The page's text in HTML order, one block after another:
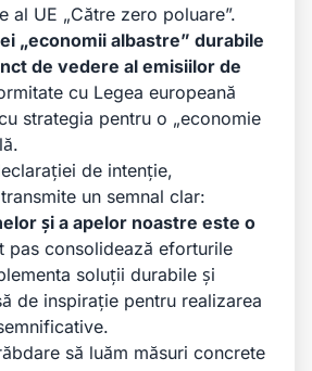
al UE „Către zero poluare”.
„economii albastre” durabile
de vedere al emisiilor de
cu Legea europeană
strategia pentru o „economie
de intenție,
un semnal clar:
și a apelor noastre este o
pas consolidează eforturile
soluții durabile și
de inspirație pentru realizarea
să luăm măsuri concrete